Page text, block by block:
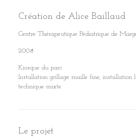
Création de Alice Baillaud
Centre Thérapeutique Pédiatrique de
2008
Kiosque du parc
Installation grillage maille fine, installation
technique mixte
Le projet